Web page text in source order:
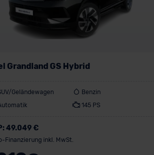
Grandland GS Hybrid
Geländewagen
Benzin
145 PS
49.049 €
Finanzierung inkl. MwSt.